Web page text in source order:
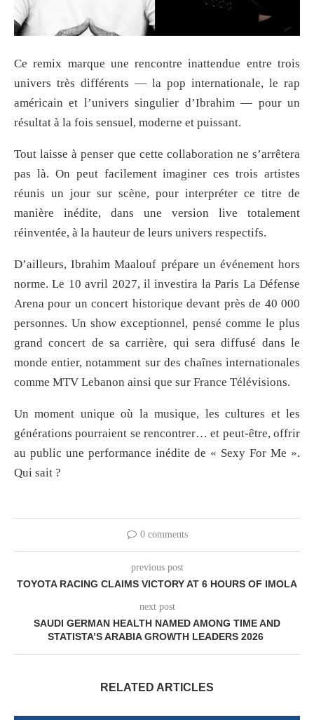
Ce remix marque une rencontre inattendue entre trois
univers très différents — la pop internationale, le rap
américain et l’univers singulier d’Ibrahim — pour un
résultat à la fois sensuel, moderne et puissant.
Tout laisse à penser que cette collaboration ne s’arrêtera
pas là. On peut facilement imaginer ces trois artistes
réunis un jour sur scène, pour interpréter ce titre de
manière inédite, dans une version live totalement
réinventée, à la hauteur de leurs univers respectifs.
D’ailleurs, Ibrahim Maalouf prépare un événement hors
norme. Le 10 avril 2027, il investira la Paris La Défense
Arena pour un concert historique devant près de 40 000
personnes. Un show exceptionnel, pensé comme le plus
grand concert de sa carrière, qui sera diffusé dans le
monde entier, notamment sur des chaînes internationales
comme MTV Lebanon ainsi que sur France Télévisions.
Un moment unique où la musique, les cultures et les
générations pourraient se rencontrer… et peut-être, offrir
au public une performance inédite de « Sexy For Me ».
Qui sait ?
0 comments
previous post
TOYOTA RACING CLAIMS VICTORY AT 6 HOURS OF IMOLA
next post
SAUDI GERMAN HEALTH NAMED AMONG TIME AND
STATISTA’S ARABIA GROWTH LEADERS 2026
RELATED ARTICLES